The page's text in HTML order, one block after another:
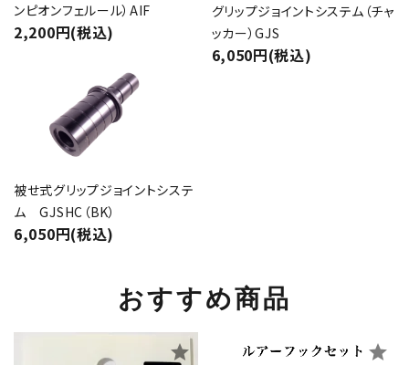
ンピオンフェルール）AIF
2,200円(税込)
グリップジョイントシステム（チャ
ッカー）GJS
6,050円(税込)
被せ式グリップジョイントシステ
ム GJSHC（BK）
6,050円(税込)
おすすめ商品
star star